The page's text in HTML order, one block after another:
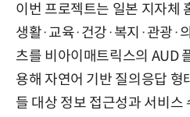
이번 프로젝트는 일본 지자체
생활·교육·건강·복지·관광·
츠를 비아이매트릭스의 AUD
용해 자연어 기반 질의응답 형
들 대상 정보 접근성과 서비스